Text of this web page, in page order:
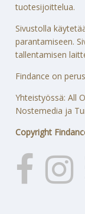
tuotesijoittelua.
Sivustolla
parantamiseen.
tallentamisen
Findance on
Yhteistyössä: All
Nostemedia ja
Copyright